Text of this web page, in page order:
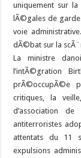
uniquement sur
lÃ©gales de
voie
dÃ©bat sur la
La ministre
l’intÃ©gration
prÃ©occupÃ©e
critiques, la
d’association
antiterroristes
attentats du 11
expulsions